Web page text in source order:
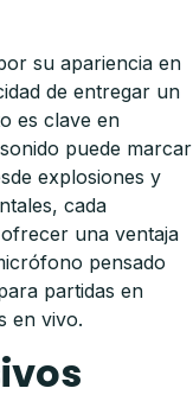
su apariencia en
de entregar un
es clave en
puede marcar
explosiones y
cada
una ventaja
pensado
partidas en
en vivo.